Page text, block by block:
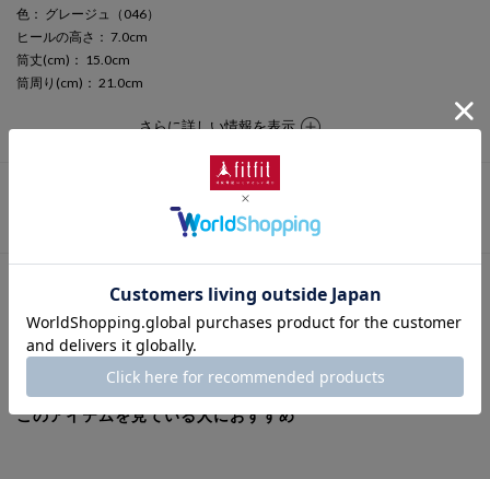
色 ： グレージュ（046）
ヒールの高さ ： 7.0cm
筒丈(cm) ： 15.0cm
筒周り(cm) ： 21.0cm
さらに詳しい情報を表示
この商品に関するお問い合わせ
このアイテムを見ている人におすすめ